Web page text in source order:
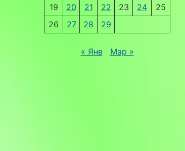
19
20 21 22 23 24
25
26
27 28 29
« Янв Мар »